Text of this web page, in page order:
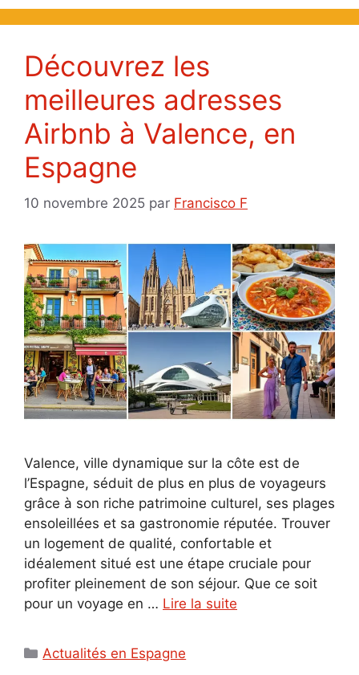
Découvrez les
meilleures adresses
Airbnb à Valence, en
Espagne
10 novembre 2025 par Francisco F
Valence, ville dynamique sur la côte est de
l’Espagne, séduit de plus en plus de voyageurs
grâce à son riche patrimoine culturel, ses plages
ensoleillées et sa gastronomie réputée. Trouver
un logement de qualité, confortable et
idéalement situé est une étape cruciale pour
profiter pleinement de son séjour. Que ce soit
pour un voyage en … Lire la suite
Catégories
Actualités en Espagne